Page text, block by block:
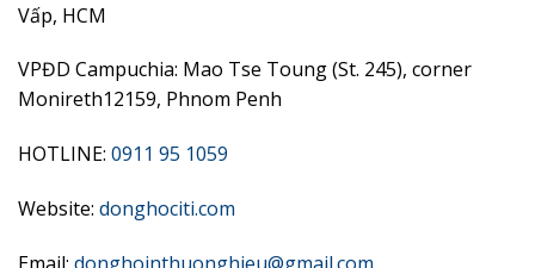
Vấp, HCM
VPĐD Campuchia: Mao Tse Toung (St. 245), corner
Monireth12159, Phnom Penh
HOTLINE: 0911 95 1059
Website: donghociti.com